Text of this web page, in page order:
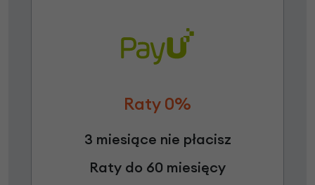
Raty 0%
3 miesiące nie płacisz
Raty do 60 miesięcy